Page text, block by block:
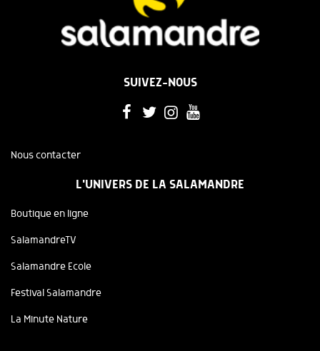
SUIVEZ-NOUS
Nous contacter
L'UNIVERS DE LA SALAMANDRE
Boutique en ligne
SalamandreTV
Salamandre Ecole
Festival Salamandre
La Minute Nature